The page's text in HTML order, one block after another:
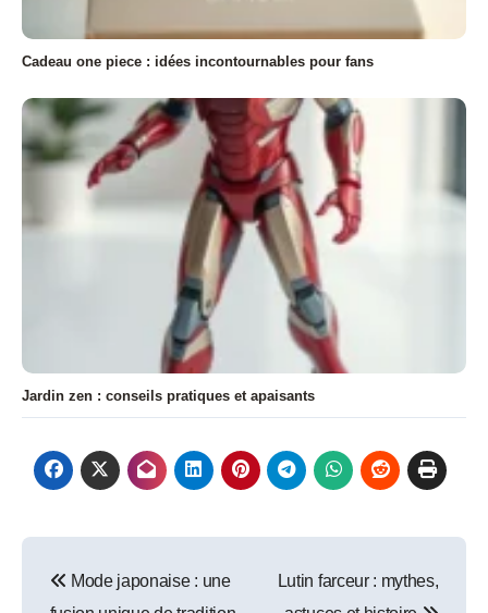
Cadeau one piece : idées incontournables pour fans
Jardin zen : conseils pratiques et apaisants
de
Mode japonaise : une
Lutin farceur : mythes,